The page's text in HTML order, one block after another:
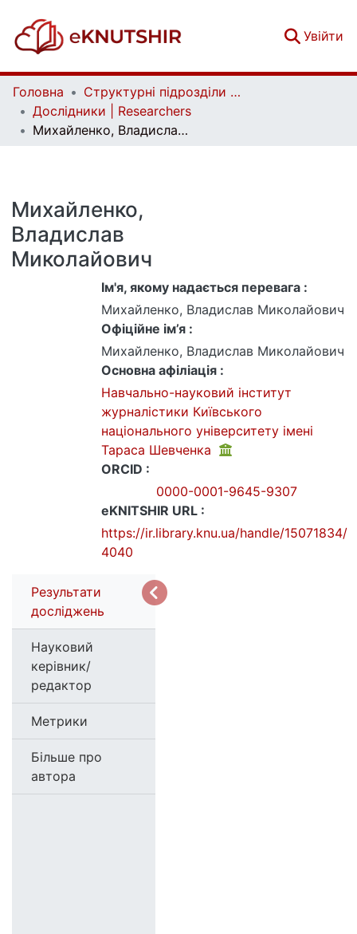
Увійти
Головна
Структурні підрозділи Київського національного університету імені Тараса Шевченка та Організації | Faculties, Institutes and Departments of Taras Shevchenko National University of Kyiv and Organizations
Дослідники | Researchers
Михайленко, Владислав Миколайович
Михайленко,
Владислав
Миколайович
Ім'я, якому надається перевага :
Михайленко, Владислав Миколайович
Офіційне ім’я :
Михайленко, Владислав Миколайович
Основна афіліація :
Навчально-науковий інститут
журналістики Київського
національного університету імені
Тараса Шевченка
ORCID :
0000-0001-9645-9307
eKNITSHIR URL :
https://ir.library.knu.ua/handle/15071834/
4040
Результати
досліджень
Науковий
керівник/
редактор
Метрики
Більше про
автора